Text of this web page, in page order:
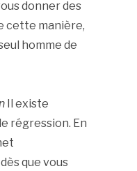
donner des
cette manière,
homme de
Il existe
régression. En
que vous